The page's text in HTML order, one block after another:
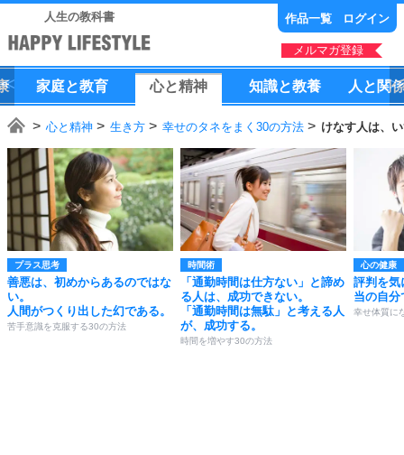
人生の教科書 作品一覧 ログイン
メルマガ登録
家庭と教育 心と精神 知識と教養 人 と 関
心と精神 生き方 幸せのタネをまく30の方法 けなす人は、
プラス思考
善悪は、初めからあるのではな
い。
人間がつくり出した幻である。
苦手意識を克服する30の方法
時間術
「通勤時間は仕方ない」と諦め
る人は、成功できない。
「通勤時間は無駄」と考える人
が、成功する。
時間を増やす30の方法
心の健康
評判を気
当の自分
幸せ体質に